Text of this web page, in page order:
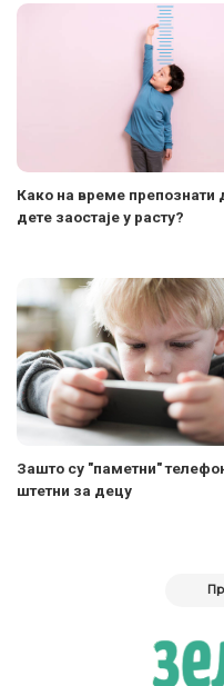
Како на време препознати
дете заостаје у расту?
Зашто су "паметни"
штетни за децу